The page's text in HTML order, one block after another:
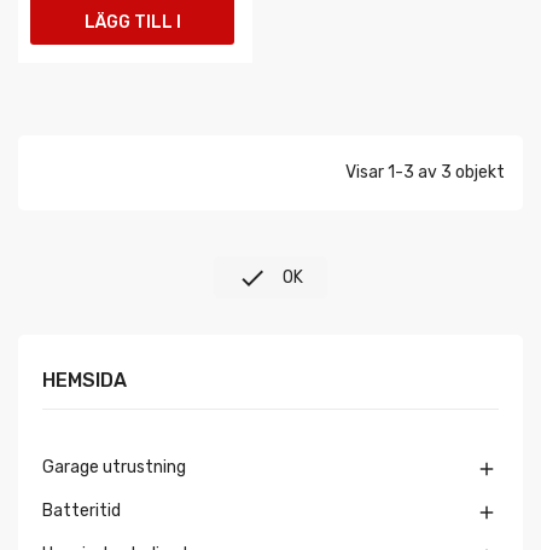
LÄGG TILL I
Visar 1-3 av 3 objekt
 OK
HEMSIDA
Garage utrustning 
Batteritid 